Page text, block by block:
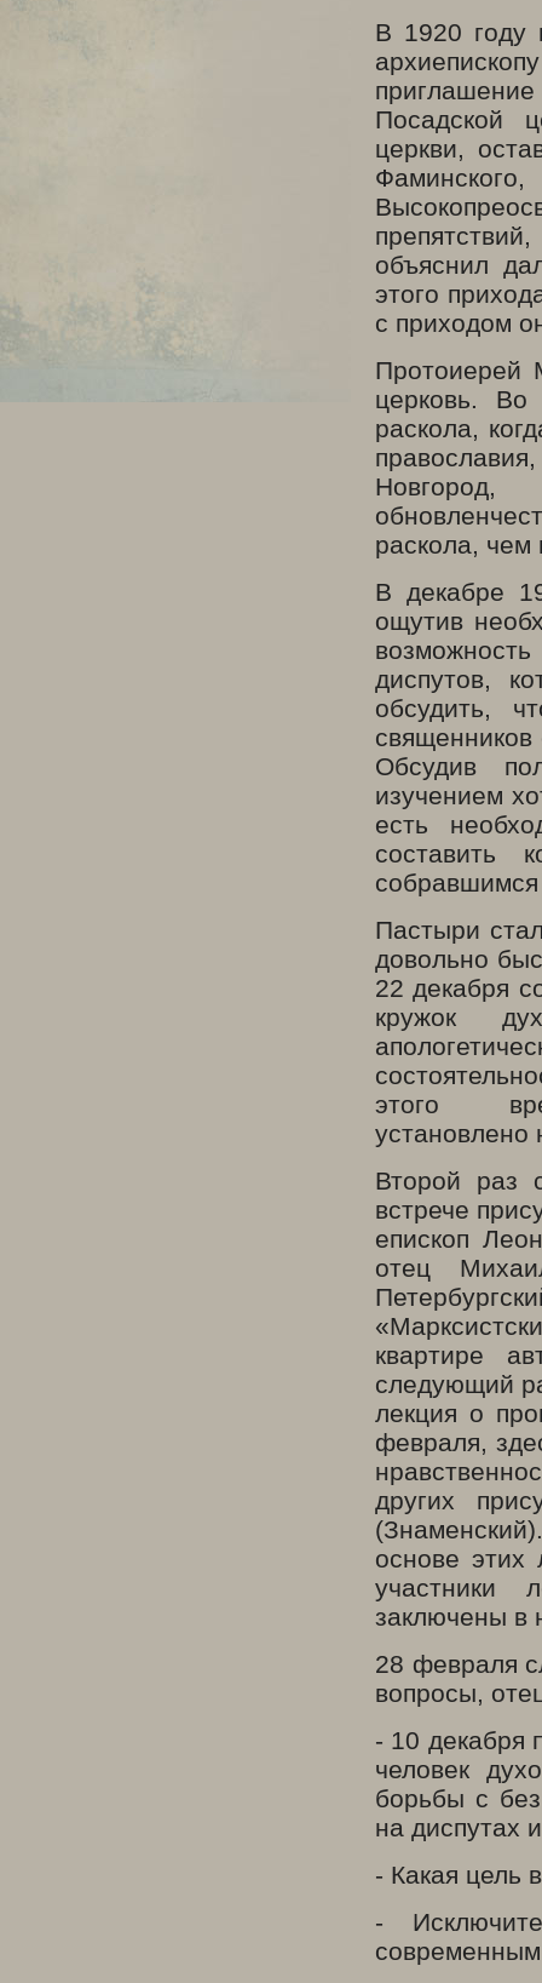
В 1920 году
Посадской
церкви,
объяснил
этого
с приходом
Протоиерей
церковь. Во
раскола,
Новгород,
раскола,
В декабре
ощутив
диспутов,
обсудить,
Обсудив
изучением
есть
составить
Пастыри
довольно
22 декабря
кружок
этого
установлено
Второй раз
встрече
епископ
отец
квартире
следующий
лекция о
февраля,
других
основе этих
участники
заключены в
28 февраля
вопросы,
- 10 декабря
человек
борьбы с
на диспутах
- Какая цель
-